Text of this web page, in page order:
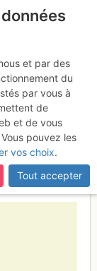
août 2017
W
et par des
du
par vous à
de
et de vous
pouvez les
vos choix.
Tout accepter